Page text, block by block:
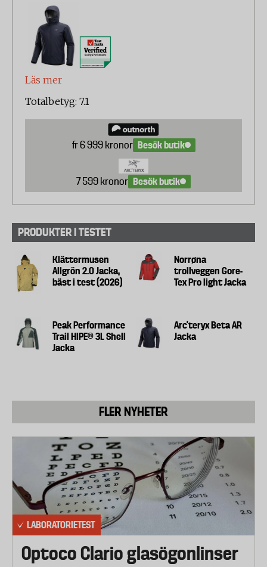
Tålighet (tyg och dragkedja): 20%
Vattentäthet: 20%
Andningsförmåga: 20%
Vindtäthet: 20%
Läs mer
Totalbetyg: 7.1
fr 6 999 kronor Besök butik
7 599 kronor Besök butik
PRODUKTER I TESTET
Klättermusen
Allgrön 2.0 Jacka,
bäst i test (2026)
Norrøna
trollveggen Gore-
Tex Pro light Jacka
Peak Performance
Trail HIPE® 3L Shell
Jacka
Arc’teryx Beta AR
Jacka
FLER NYHETER
LABORATORIETEST
Optoco Clario glasögonlinser